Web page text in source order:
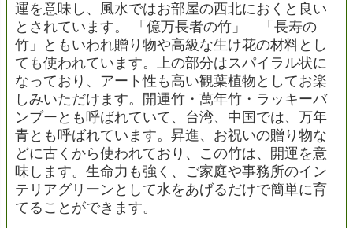
運を意味し、風水ではお部屋の西北におくと良い
とされています。 「億万長者の竹」 「長寿の
竹」ともいわれ贈り物や高級な生け花の材料とし
ても使われています。上の部分はスパイラル状に
なっており、アート性も高い観葉植物としてお楽
しみいただけます。開運竹・萬年竹・ラッキーバ
ンブーとも呼ばれていて、台湾、中国では、万年
青とも呼ばれています。昇進、お祝いの贈り物な
どに古くから使われており、この竹は、開運を意
味します。生命力も強く、ご家庭や事務所のイン
テリアグリーンとして水をあげるだけで簡単に育
てることができます。